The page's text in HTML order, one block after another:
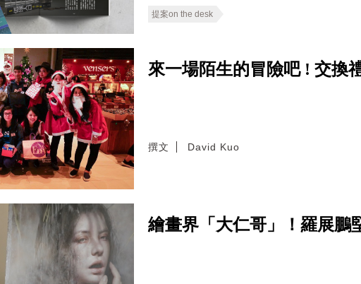
提案on the desk
來一場陌生的冒險吧 ! 交換
撰文 David Kuo
繪畫界「大仁哥」！羅展鵬